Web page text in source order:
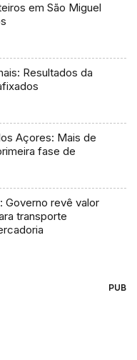
em São Miguel
Resultados da
Açores: Mais de
fase de
Governo revê valor
transporte
PUB